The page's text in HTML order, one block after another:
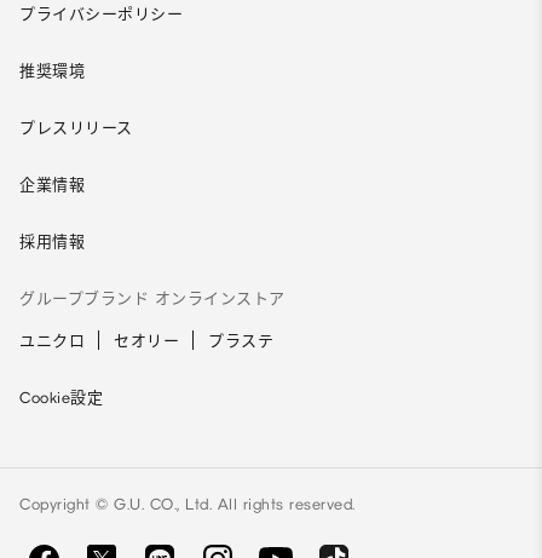
プライバシーポリシー
推奨環境
プレスリリース
企業情報
採用情報
グループブランド オンラインストア
ユニクロ セオリー プラステ
Cookie設定
Copyright © G.U. CO., Ltd. All rights reserved.